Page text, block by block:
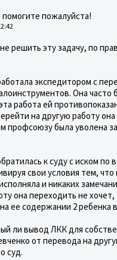
помогите пожалуйста!
решить эту задачу, по
экспедитором с
Она часто
работа ей
на другую работу она
профсоюзу была уволена
к суду с иском по
свои условия тем,
и никаких
она переходить не
ее содержании 2 ребенка
ли вывод ЛКК для
от перевода на
суд.